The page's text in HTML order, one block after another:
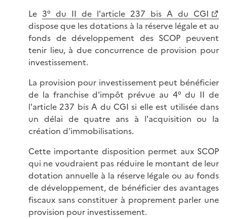
Le 3° du II de l'article 237 bis A du CGI
dispose que les dotations à la réserve légale et au
fonds de développement des SCOP peuvent
tenir lieu, à due concurrence de provision pour
investissement.
La provision pour investissement peut bénéficier
de la franchise d'impôt prévue au 4° du II de
l'article 237 bis A du CGI si elle est utilisée dans
un délai de quatre ans à l'acquisition ou la
création d'immobilisations.
Cette importante disposition permet aux SCOP
qui ne voudraient pas réduire le montant de leur
dotation annuelle à la réserve légale ou au fonds
de développement, de bénéficier des avantages
fiscaux sans constituer à proprement parler une
provision pour investissement.